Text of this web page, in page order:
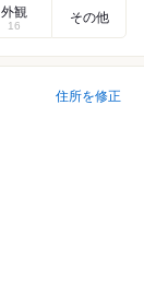
外観
16
その他
住所を修正